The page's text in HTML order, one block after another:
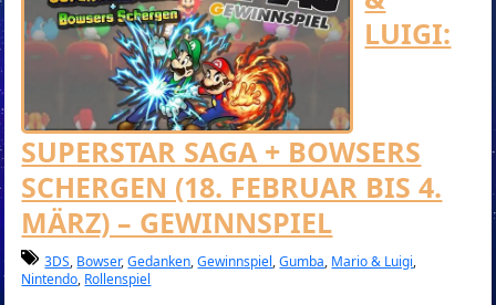
LUIGI:
SUPERSTAR SAGA + BOWSERS
SCHERGEN (18. FEBRUAR BIS 4.
MÄRZ) – GEWINNSPIEL
3DS, Bowser,Gedanken,Gewinnspiel,Gumba, Mario & Luigi,
Nintendo, Rollenspiel